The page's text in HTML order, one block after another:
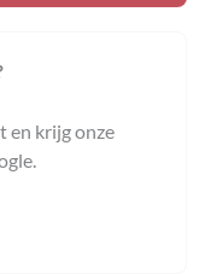
en krijg onze